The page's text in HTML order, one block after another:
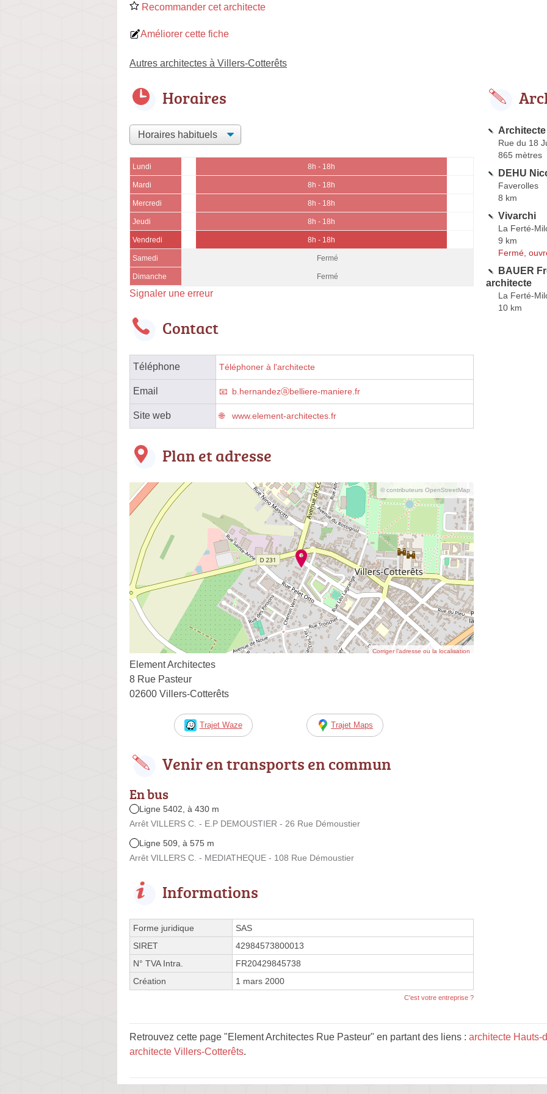
Recommander cet architecte
Améliorer cette fiche
Autres architectes à Villers-Cotterêts
Horaires
Lundi 8h - 18h
Mardi 8h - 18h
Mercredi 8h - 18h
Jeudi 8h - 18h
Vendredi 8h - 18h
Samedi Fermé
Dimanche Fermé
Signaler une erreur
Contact
Téléphone Téléphoner à l'architecte
Email b.hernandezⓐbelliere-maniere.fr
Site web www.element-architectes.fr
Plan et adresse
© contributeurs OpenStreetMap
Corriger l’adresse ou la localisation
Element Architectes
8 Rue Pasteur
02600 Villers-Cotterêts
Trajet Waze Trajet Maps
Venir en transports en commun
En bus
Ligne 5402, à 430 m
Arrêt VILLERS C. - E.P DEMOUSTIER - 26 Rue Démoustier
Ligne 509, à 575 m
Arrêt VILLERS C. - MEDIATHEQUE - 108 Rue Démoustier
Informations
Forme juridique
SAS
SIRET
42984573800013
N° TVA Intra.
FR20429845738
Création
1 mars 2000
C'est votre entreprise ?
Architecte
Rue du 18
865 mètres
DEHU
Faverolles
8 km
Vivarchi
La Ferté-
9 km
Fermé,
BAUER
architecte
La Ferté-
10 km
Retrouvez cette page "Element Architectes Rue Pasteur" en partant des liens : architecte Hauts-
architecte Villers-Cotterêts.